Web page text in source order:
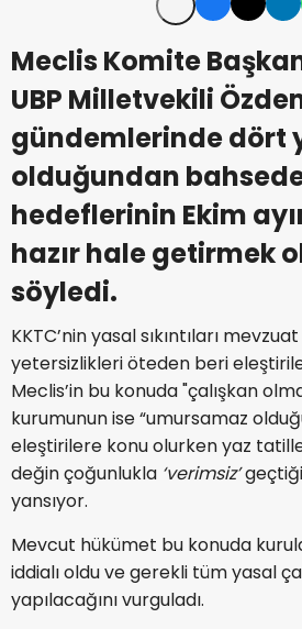
Meclis Komite
UBP Milletvekili
gündemlerinde dört
olduğundan
hedeflerinin Ekim
hazır hale getirmek
söyledi.
KKTC’nin yasal sıkıntıları
yetersizlikleri öteden beri
Meclis’in bu konuda "çalışkan
kurumunun ise “umursamaz
eleştirilere konu olurken yaz
değin çoğunlukla ‘verimsiz’
yansıyor.
Mevcut hükümet bu konuda
iddialı oldu ve gerekli tüm yasal
yapılacağını vurguladı.